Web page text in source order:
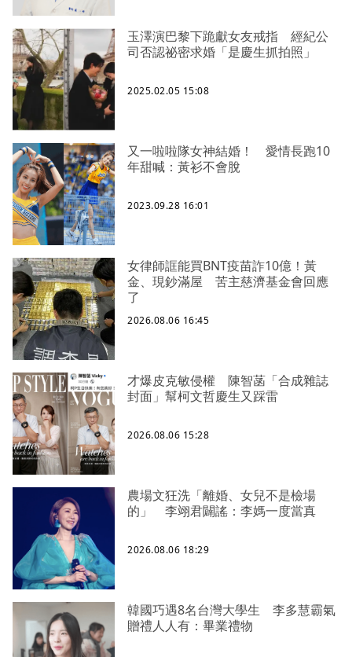
玉澤演巴黎下跪獻女友戒指 經紀公
司否認祕密求婚「是慶生抓拍照」
2025.02.05 15:08
又一啦啦隊女神結婚！ 愛情長跑10
年甜喊：黃衫不會脫
2023.09.28 16:01
女律師誆能買BNT疫苗詐10億！黃
金、現鈔滿屋 苦主慈濟基金會回應
了
2026.08.06 16:45
才爆皮克敏侵權 陳智菡「合成雜誌
封面」幫柯文哲慶生又踩雷
2026.08.06 15:28
農場文狂洗「離婚、女兒不是檢場
的」 李翊君闢謠：李媽一度當真
2026.08.06 18:29
韓國巧遇8名台灣大學生 李多慧霸氣
贈禮人人有：畢業禮物